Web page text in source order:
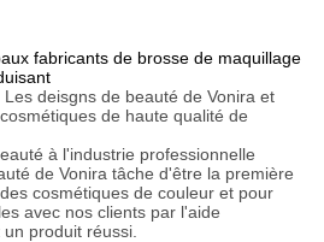
fabricants de brosse de maquillage
deisgns de beauté de Vonira et
de haute qualité de
à l'industrie professionnelle
de Vonira tâche d'être la première
cosmétiques de couleur et pour
avec nos clients par l'aide
produit réussi.